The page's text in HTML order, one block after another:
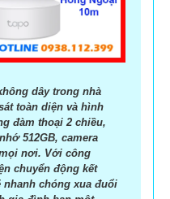
dây trong nhà
toàn diện và hình
đàm thoại 2 chiều,
512GB, camera
nơi. Với công
chuyển động kết
chóng xua đuổi